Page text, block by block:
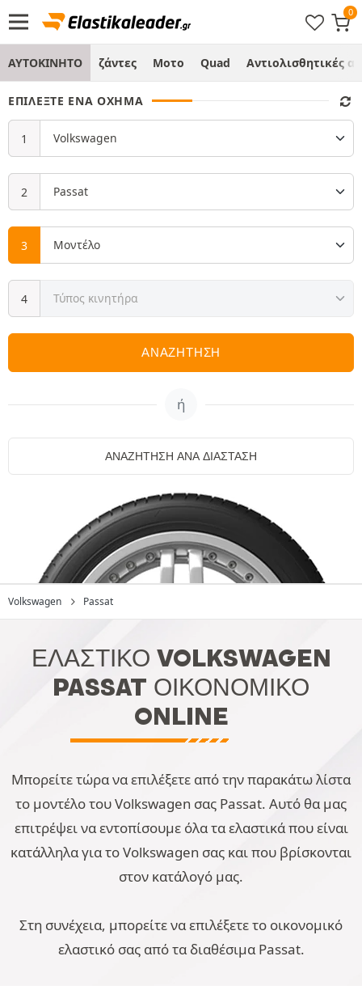
ΑΥΤΟΚΙΝΗΤΟ ζάντες Μοτο Quad Αντιολισθητικές
ΕΠΙΛΈΞΤΕ ΈΝΑ ΌΧΗΜΑ
ΑΝΑΖΗΤΗΣΗ
ή
ΑΝΑΖΉΤΗΣΗ ΑΝΆ ΔΙΆΣΤΑΣΗ
Volkswagen Passat
ΕΛΑΣΤΙΚΌ VOLKSWAGEN
PASSAT ΟΙΚΟΝΟΜΙΚΌ
ONLINE
Μπορείτε τώρα να επιλέξετε από την παρακάτω λίστα
το μοντέλο του Volkswagen σας Passat. Αυτό θα μας
επιτρέψει να εντοπίσουμε όλα τα ελαστικά που είναι
κατάλληλα για το Volkswagen σας και που βρίσκονται
στον κατάλογό μας.
Στη συνέχεια, μπορείτε να επιλέξετε το οικονομικό
ελαστικό σας από τα διαθέσιμα Passat.